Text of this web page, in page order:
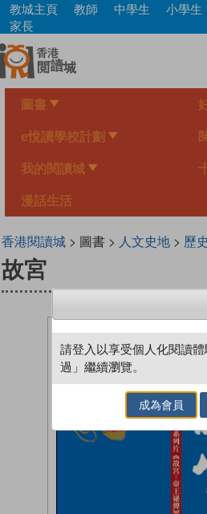
Skip
main
content
教城主頁 教師 中學生
小學生
家長
圖書
e悅讀學校計劃
我的閱讀城
漫話生活
香港閱讀城> 圖書 > 人文史地> 歷史
故宮
請登入以享受個人化閱讀
過」繼續瀏覽。
成為會員